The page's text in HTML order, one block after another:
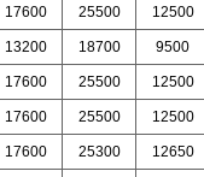
17600 25500 12500
13200 18700 9500
17600 25500 12500
17600 25500 12500
17600 25300 12650